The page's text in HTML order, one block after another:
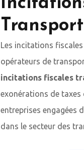
Transport
Les incitations
opérateurs de
incitations fiscales
exonérations de taxes
entreprises engagées
dans le secteur des